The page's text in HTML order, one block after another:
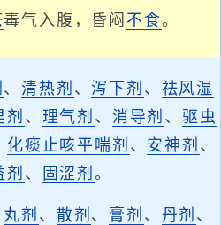
毒气入腹，昏闷 不食。
、清热剂 、 泻下剂 、 祛风湿
剂 、 理气剂 、 消导剂 、驱虫
化痰止咳平喘剂 、 安神剂 、
剂 、 固涩剂。
丸剂 、 散剂 、 膏剂 、 丹剂 、